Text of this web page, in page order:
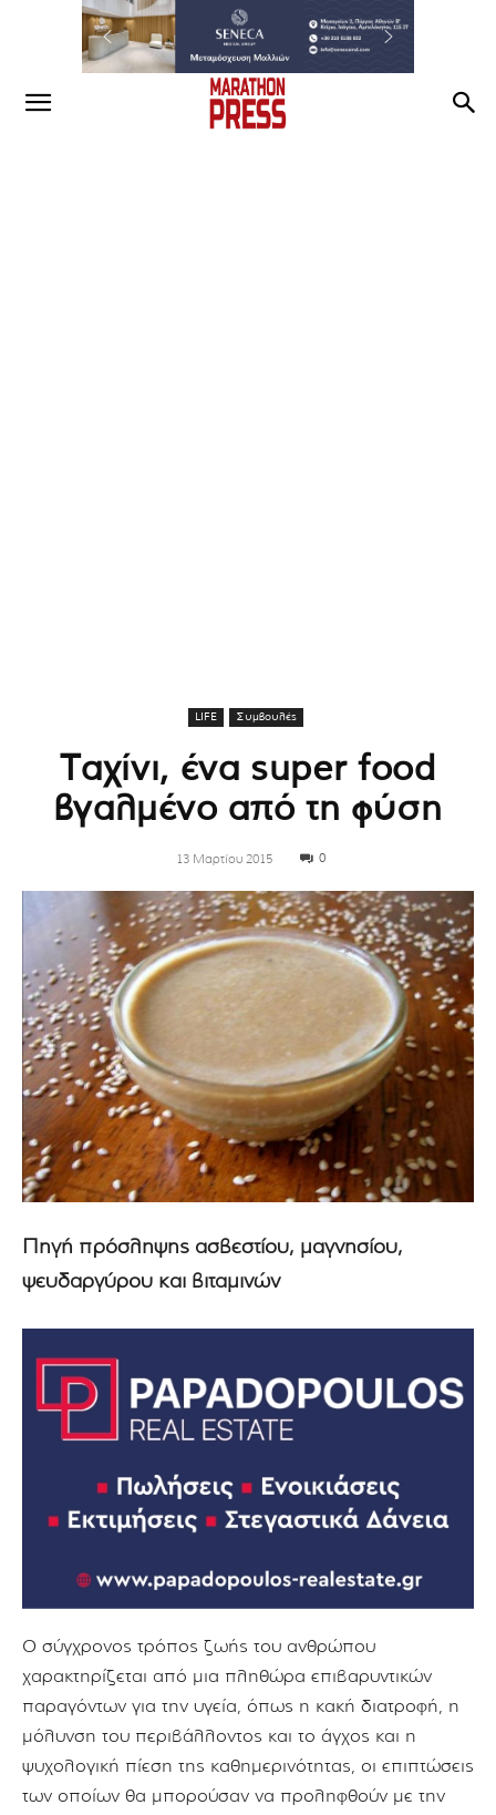
LIFE Συμβουλές
Ταχίνι, ένα super food
βγαλμένο από τη φύση
13 Μαρτίου 2015 0
Πηγή πρόσληψης ασβεστίου, μαγνησίου,
ψευδαργύρου και βιταμινών
Ο σύγχρονος τρόπος ζωής του ανθρώπου
χαρακτηρίζεται από μια πληθώρα επιβαρυντικών
παραγόντων για την υγεία, όπως η κακή διατροφή, η
μόλυνση του περιβάλλοντος και το άγχος και η
ψυχολογική πίεση της καθημερινότητας, οι επιπτώσεις
των οποίων θα μπορούσαν να προληφθούν με την